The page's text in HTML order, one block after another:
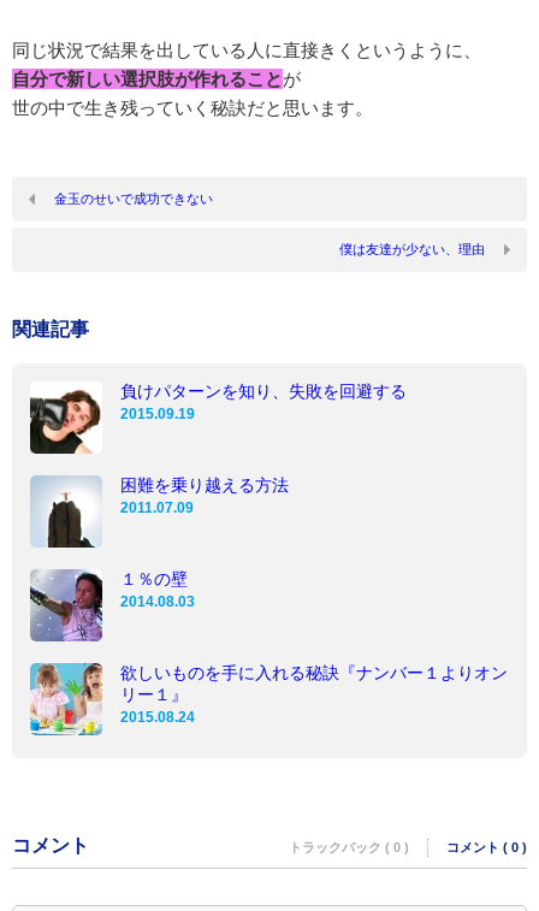
同じ状況で結果を出している人に直接きくというように、
自分で新しい選択肢が作れることが
世の中で生き残っていく秘訣だと思います。
金玉のせいで成功できない
僕は友達が少ない、理由
関連記事
負けパターンを知り、失敗を回避する
2015.09.19
困難を乗り越える方法
2011.07.09
１％の壁
2014.08.03
欲しいものを手に入れる秘訣『ナンバー１よりオン
リー１』
2015.08.24
コメント トラックバック ( 0 ) コメント ( 0 )